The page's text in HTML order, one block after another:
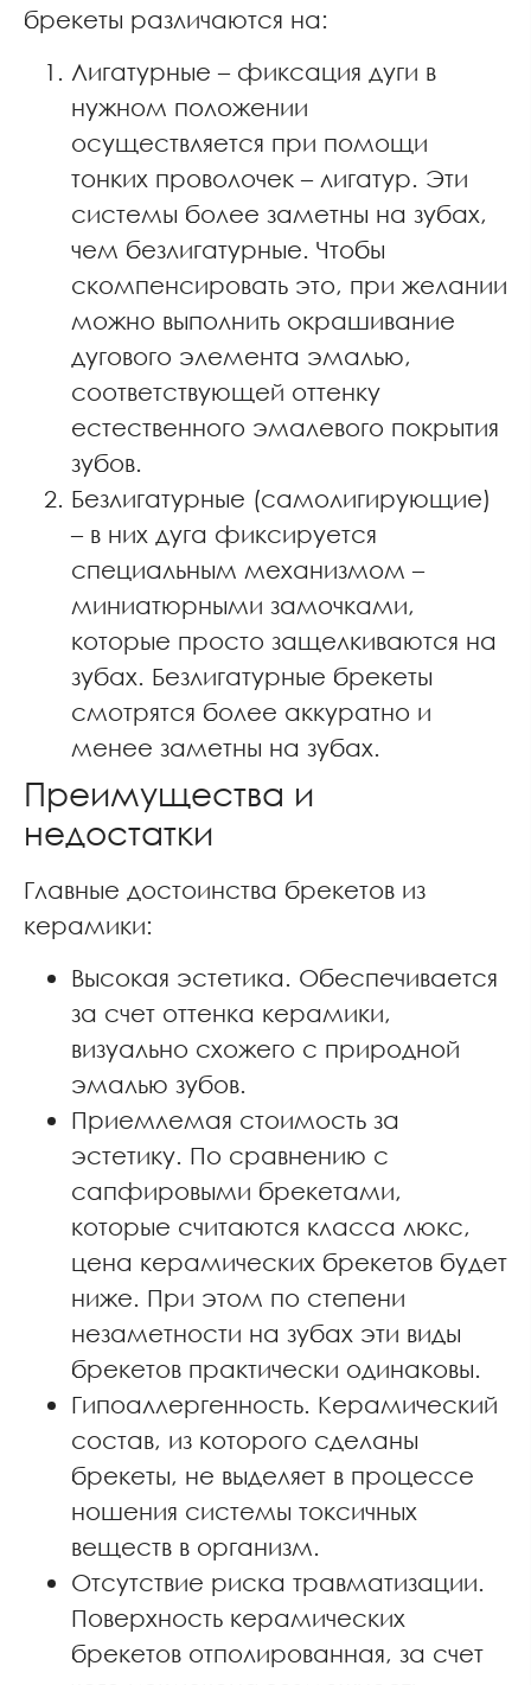
брекеты различаются на:
Лигатурные – фиксация дуги в
нужном положении
осуществляется при помощи
тонких проволочек – лигатур. Эти
системы более заметны на зубах,
чем безлигатурные. Чтобы
скомпенсировать это, при желании
можно выполнить окрашивание
дугового элемента эмалью,
соответствующей оттенку
естественного эмалевого покрытия
зубов.
Безлигатурные (самолигирующие)
– в них дуга фиксируется
специальным механизмом –
миниатюрными замочками,
которые просто защелкиваются на
зубах. Безлигатурные брекеты
смотрятся более аккуратно и
менее заметны на зубах.
Преимущества и
недостатки
Главные достоинства брекетов из
керамики:
Высокая эстетика. Обеспечивается
за счет оттенка керамики,
визуально схожего с природной
эмалью зубов.
Приемлемая стоимость за
эстетику. По сравнению с
сапфировыми брекетами,
которые считаются класса люкс,
цена керамических брекетов будет
ниже. При этом по степени
незаметности на зубах эти виды
брекетов практически одинаковы.
Гипоаллергенность. Керамический
состав, из которого сделаны
брекеты, не выделяет в процессе
ношения системы токсичных
веществ в организм.
Отсутствие риска травматизации.
Поверхность керамических
брекетов отполированная, за счет